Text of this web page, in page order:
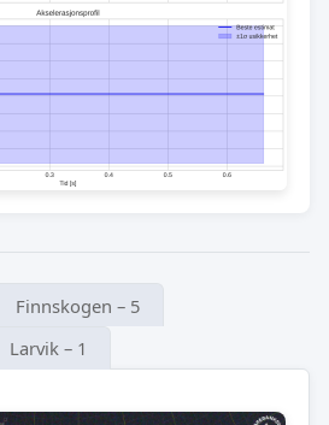
Finnskogen – 5
Larvik – 1